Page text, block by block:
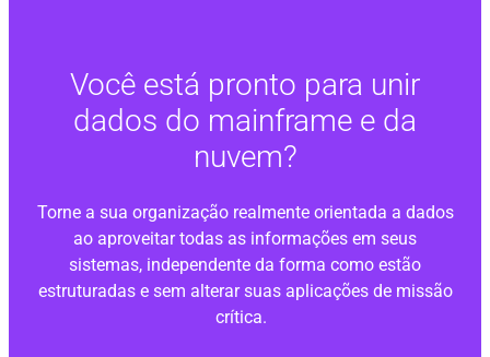
Você está pronto para unir
dados do mainframe e da
nuvem?
Torne a sua organização realmente orientada a dados
ao aproveitar todas as informações em seus
sistemas, independente da forma como estão
estruturadas e sem alterar suas aplicações de missão
crítica.